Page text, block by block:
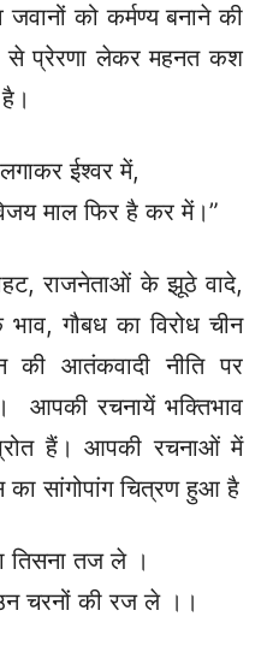
को कर्मण्य बनाने की
से प्रेरणा लेकर महनत कश
लगाकर ईश्वर में,
माल फिर है कर में।”
राजनेताओं के झूठे वादे,
गौबध का विरोध चीन
की आतंकवादी नीति पर
आपकी रचनायें भक्तिभाव
हैं। आपकी रचनाओं में
का सांगोपांग चित्रण हुआ है
तिसना तज ले ।
चरनों की रज ले ।।